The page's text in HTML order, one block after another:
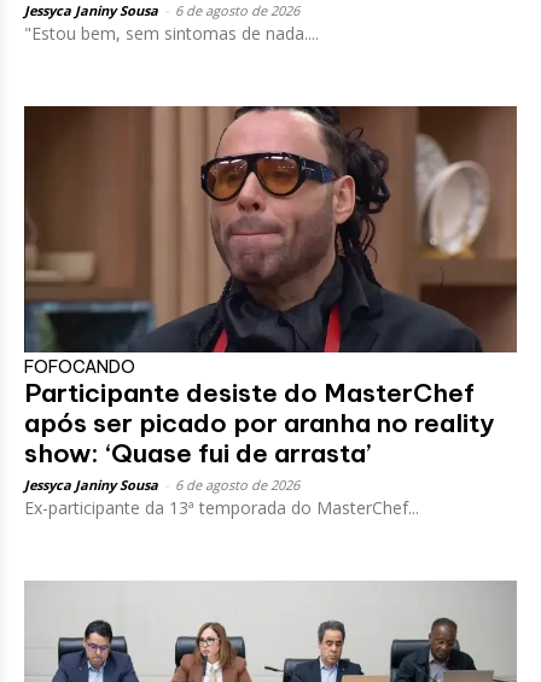
Jessyca Janiny Sousa 6 de agosto de 2026
"Estou bem, sem sintomas de nada....
FOFOCANDO
Participante desiste do MasterChef
após ser picado por aranha no reality
show: ‘Quase fui de arrasta’
Jessyca Janiny Sousa 6 de agosto de 2026
Ex-participante da 13ª temporada do MasterChef...